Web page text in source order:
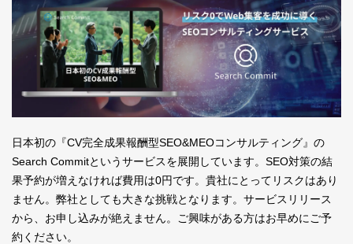
日本初の『CV完全成果報酬型SEO&MEOコンサルティング』の
Search Commitというサービスを展開しています。SEO対策の結
果予約が増えなければ費用は0円です。貴社にとってリスクはあり
ません。弊社としても大きな挑戦となります。サービスリリース
から、お申し込みが絶えません。ご興味がある方はお早めにご予
約ください。